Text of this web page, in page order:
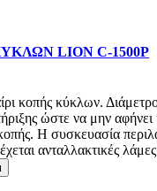
LION C-1500P
κοπής κύκλων.
ώστε να μην αφήνει
Η συσκευασία
ανταλλακτικές